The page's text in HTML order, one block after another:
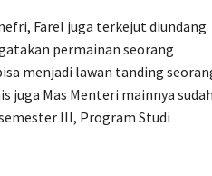
Farel juga terkejut diundang
permainan seorang
menjadi lawan tanding
juga Mas Menteri mainnya sudah
III, Program Studi